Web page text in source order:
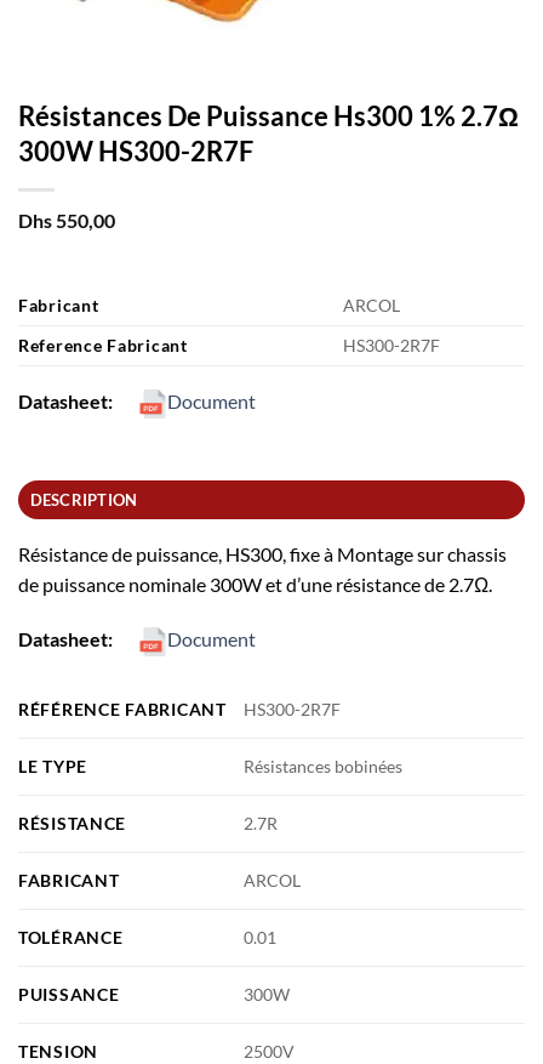
Résistances De Puissance Hs300 1% 2.7Ω
300W HS300-2R7F
Dhs550,00
Fabricant
ARCOL
Reference Fabricant
HS300-2R7F
Datasheet: Document
DESCRIPTION
Résistance de puissance, HS300, fixe à Montage sur chassis
de puissance nominale 300W et d’une résistance de 2.7Ω.
Datasheet: Document
RÉFÉRENCE FABRICANT HS300-2R7F
LE TYPE Résistances bobinées
RÉSISTANCE 2.7R
FABRICANT ARCOL
TOLÉRANCE 0.01
PUISSANCE 300W
TENSION 2500V